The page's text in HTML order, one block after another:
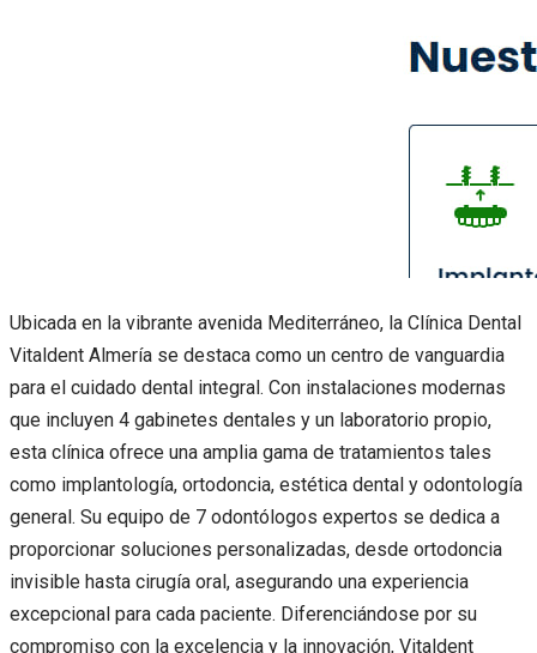
Ubicada en la vibrante avenida Mediterráneo, la Clínica Dental
Vitaldent Almería se destaca como un centro de vanguardia
para el cuidado dental integral. Con instalaciones modernas
que incluyen 4 gabinetes dentales y un laboratorio propio,
esta clínica ofrece una amplia gama de tratamientos tales
como implantología, ortodoncia, estética dental y odontología
general. Su equipo de 7 odontólogos expertos se dedica a
proporcionar soluciones personalizadas, desde ortodoncia
invisible hasta cirugía oral, asegurando una experiencia
excepcional para cada paciente. Diferenciándose por su
compromiso con la excelencia y la innovación, Vitaldent